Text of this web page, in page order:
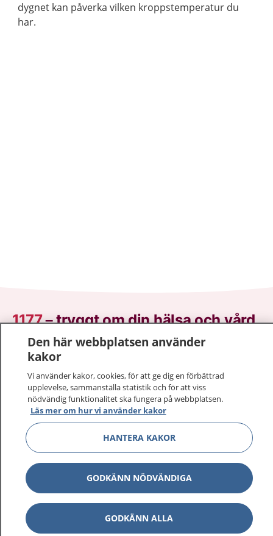
dygnet kan påverka vilken kroppstemperatur du
har.
1177–tryggt om din hälsa och vård
På 1177.se får du råd om hälsa och information om
sjukdomar och vilka mottagningar du kan kontakta.
Logga in för att läsa din journal och göra dina
vårdärenden. Ring telefonnummer 1177 för
sjukvårdsrådgivning dygnet runt.
1177 ger dig råd när du vill må bättre.
1177 på flera språk
Visa
Den här webbplatsen använder
kakor
Vi använder kakor, cookies, för att ge dig en förbättrad
upplevelse, sammanställa statistik och för att viss
nödvändig funktionalitet ska fungera på webbplatsen.
Läs mer om hur vi använder kakor
HANTERA KAKOR
GODKÄNN NÖDVÄNDIGA
GODKÄNN ALLA